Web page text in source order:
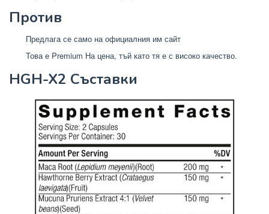
Против
Предлага се само на официалния им сайт
Това е Premium На цена, тъй като тя е с високо качество.
HGH-X2 Съставки